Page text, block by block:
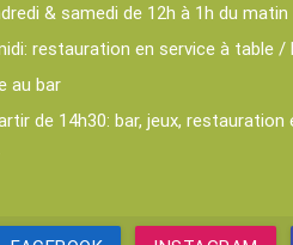
& samedi de 12h à 1h du matin
restauration en service à table /
au bar
de 14h30: bar, jeux, restauration